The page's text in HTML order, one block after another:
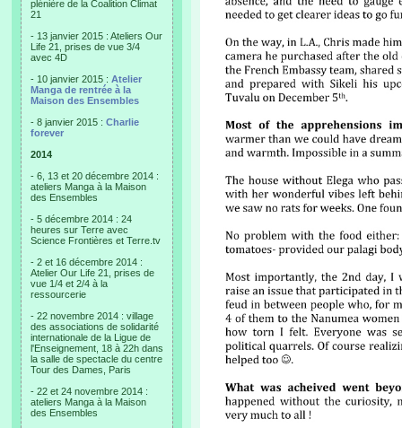
plénière de la Coalition Climat
21
- 13 janvier 2015 : Ateliers Our
Life 21, prises de vue 3/4
avec 4D
- 10 janvier 2015 : Atelier
Manga de rentrée à la
Maison des Ensembles
- 8 janvier 2015 : Charlie
forever
2014
- 6, 13 et 20 décembre 2014 :
ateliers Manga à la Maison
des Ensembles
- 5 décembre 2014 : 24
heures sur Terre avec
Science Frontières et Terre.tv
- 2 et 16 décembre 2014 :
Atelier Our Life 21, prises de
vue 1/4 et 2/4 à la
ressourcerie
- 22 novembre 2014 : village
des associations de solidarité
internationale de la Ligue de
l'Enseignement, 18 à 22h dans
la salle de spectacle du centre
Tour des Dames, Paris
- 22 et 24 novembre 2014 :
ateliers Manga à la Maison
des Ensembles